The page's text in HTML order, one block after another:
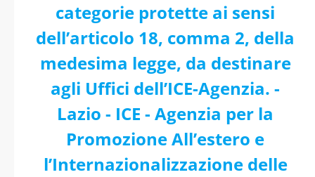
categorie protette ai sensi
dell’articolo 18, comma 2, della
medesima legge, da destinare
agli Uffici dell’ICE-Agenzia. -
Lazio - ICE - Agenzia per la
Promozione All’estero e
l’Internazionalizzazione delle